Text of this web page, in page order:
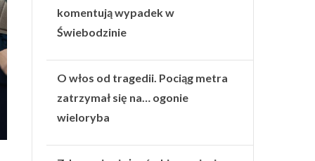
komentują wypadek w
Świebodzinie
O włos od tragedii. Pociąg metra
zatrzymał się na… ogonie
wieloryba